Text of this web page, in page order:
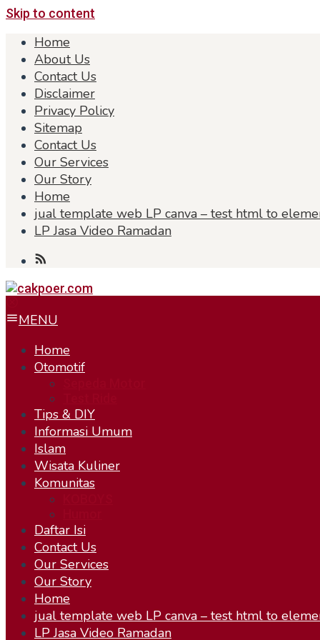
Skip to content
Home
About Us
Contact Us
Disclaimer
Privacy Policy
Sitemap
Contact Us
Our Services
Our Story
Home
jual template web LP canva – test html to
LP Jasa Video Ramadan
MENU
Home
Otomotif
Tips & DIY
Informasi Umum
Islam
Wisata Kuliner
Komunitas
Daftar Isi
Contact Us
Our Services
Our Story
Home
jual template web LP canva – test html to
LP Jasa Video Ramadan